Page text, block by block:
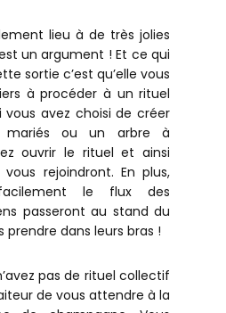
lieu à de très jolies
un argument ! Et ce qui
sortie c’est qu’elle vous
à procéder à un rituel
vous avez choisi de créer
mariés ou un arbre à
ouvrir le rituel et ainsi
rejoindront. En plus,
le flux des
passeront au stand du
dans leurs bras !
pas de rituel collectif
de vous attendre à la